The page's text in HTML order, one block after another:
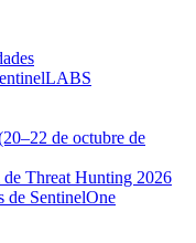
de octubre de
Threat Hunting 2026
de SentinelOne